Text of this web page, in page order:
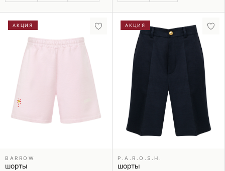
АКЦИЯ
BARROW
шорты
АКЦИЯ
P.A.R.O.S.H.
шорты